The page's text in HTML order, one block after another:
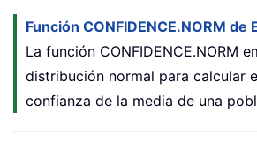
Función CONFIDENCE.NORM de
La función CONFIDENCE.NORM
distribución normal para calcular
confianza de la media de una